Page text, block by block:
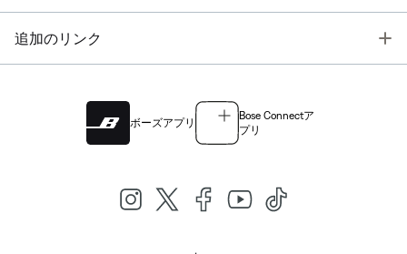
追加のリンク
ボーズアプリ
Bose Connectア
プリ